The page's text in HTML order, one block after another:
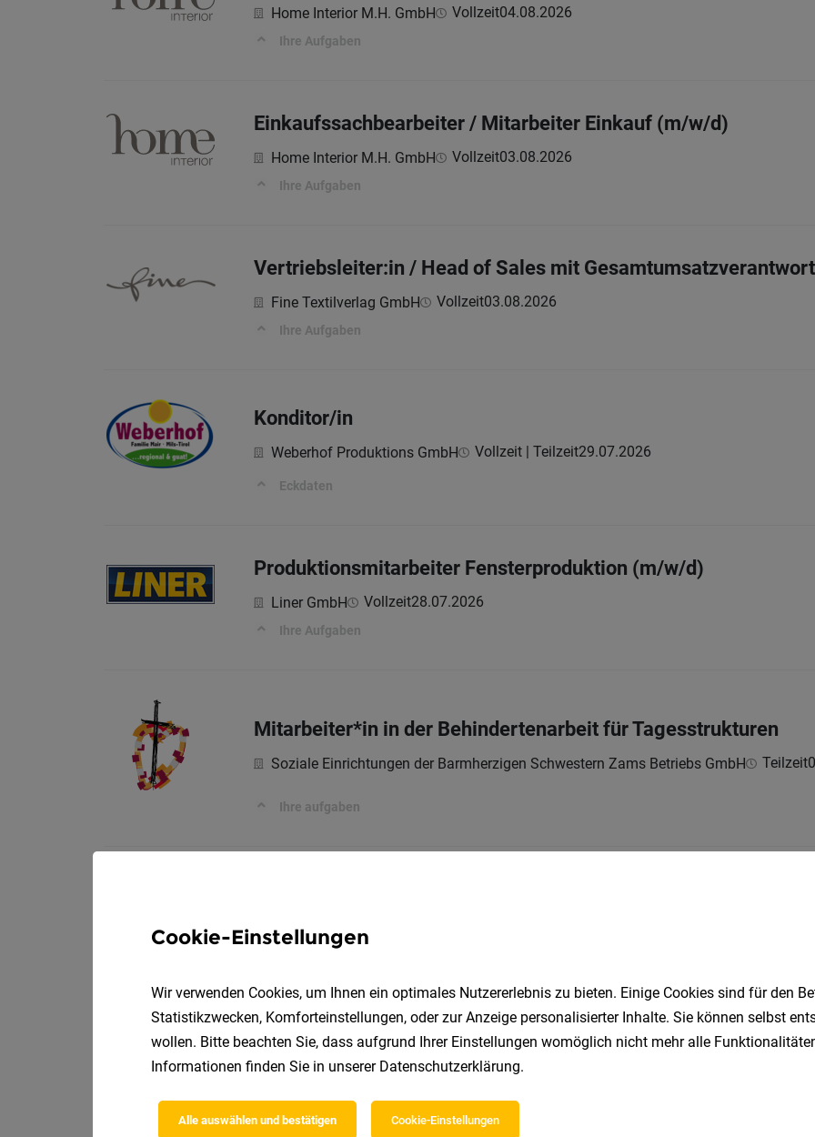
Home Interior M.H. GmbH Vollzeit04.08.2026
Ihre Aufgaben
Einkaufssachbearbeiter / Mitarbeiter Einkauf (m/w/d)
Home Interior M.H. GmbH Vollzeit03.08.2026
Ihre Aufgaben
Vertriebsleiter:in / Head of Sales mit
Fine Textilverlag GmbH Vollzeit03.08.2026
Ihre Aufgaben
Konditor/in
Weberhof Produktions GmbH Vollzeit | Teilzeit29.07.2026
Eckdaten
Produktionsmitarbeiter Fensterproduktion (m/w/d)
Liner GmbH Vollzeit28.07.2026
Ihre Aufgaben
Mitarbeiter*in in der Behindertenarbeit für Tagesstrukturen
Soziale Einrichtungen der Barmherzigen Schwestern Zams Betriebs GmbH Teilzeit
Ihre aufgaben
Soziale Einrichtungen der Barmherzigen Schwestern Zams Betriebs GmbH
Disponent Fuhrpark (m/w/d)
Wedl Handels-GmbH Vollzeit04.08.2026
Unser Angebot
Cookie-Einstellungen
Wir verwenden Cookies, um Ihnen ein optimales Nutzererlebnis zu bieten. Einige Cookies sind für den
Statistikzwecken, Komforteinstellungen, oder zur Anzeige personalisierter Inhalte. Sie können selbst
wollen. Bitte beachten Sie, dass aufgrund Ihrer Einstellungen womöglich nicht mehr alle
Informationen finden Sie in unserer Datenschutzerklärung.
Alle auswählen und bestätigen Cookie-Einstellungen